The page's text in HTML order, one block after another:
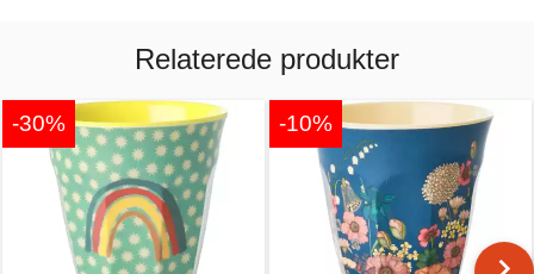
Relaterede produkter
-30% -10%